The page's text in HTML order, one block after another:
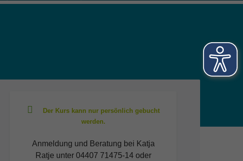
Anmeldung und Beratung bei Katja
Ratje unter 04407 71475-14 oder